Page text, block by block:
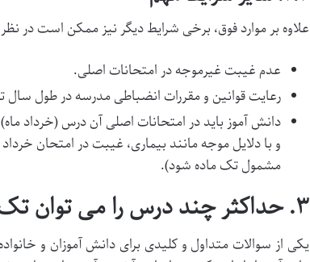
علاوه بر موارد فوق، برخی شرایط دیگر نیز ممکن است در
عدم غیبت غیرموجه در امتحانات اصلی.
رعایت قوانین و مقررات انضباطی مدرسه در طول
دانش آموز باید در امتحانات اصلی آن درس (خرداد
و با دلایل موجه مانند بیماری، غیبت در امتحان
مشمول تک ماده شود).
۳. حداکثر چند درس را می توان تک ماده کرد؟ (قوانین ۱۴۰۴)
یکی از سوالات متداول و کلیدی برای دانش آموزان و